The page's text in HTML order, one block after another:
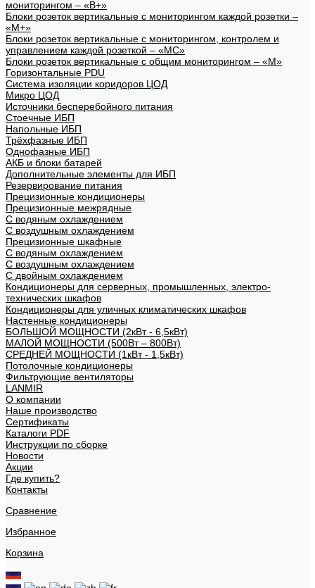
мониторингом – «В+»
Блоки розеток вертикальные с мониторингом каждой розетки –
«М+»
Блоки розеток вертикальные с мониторингом, контролем и
управлением каждой розеткой – «МС»
Блоки розеток вертикальные с общим мониторингом – «М»
Горизонтальные PDU
Система изоляции коридоров ЦОД
Микро ЦОД
Источники бесперебойного питания
Стоечные ИБП
Напольные ИБП
Трёхфазные ИБП
Однофазные ИБП
АКБ и блоки батарей
Дополнительные элементы для ИБП
Резервирование питания
Прецизионные кондиционеры
Прецизионные межрядные
С водяным охлаждением
С воздушным охлаждением
Прецизионные шкафные
С водяным охлаждением
С воздушным охлаждением
С двойным охлаждением
Кондиционеры для серверных, промышленных, электро-
технических шкафов
Кондиционеры для уличных климатических шкафов
Настенные кондиционеры
БОЛЬШОЙ МОЩНОСТИ (2кВт - 6,5кВт)
МАЛОЙ МОЩНОСТИ (500Вт – 800Вт)
СРЕДНЕЙ МОЩНОСТИ (1кВт - 1,5кВт)
Потолочные кондиционеры
Фильтрующие вентиляторы
LANMIR
О компании
Наше производство
Сертификаты
Каталоги PDF
Инструкции по сборке
Новости
Акции
Где купить?
Контакты
Сравнение
Избранное
Корзина